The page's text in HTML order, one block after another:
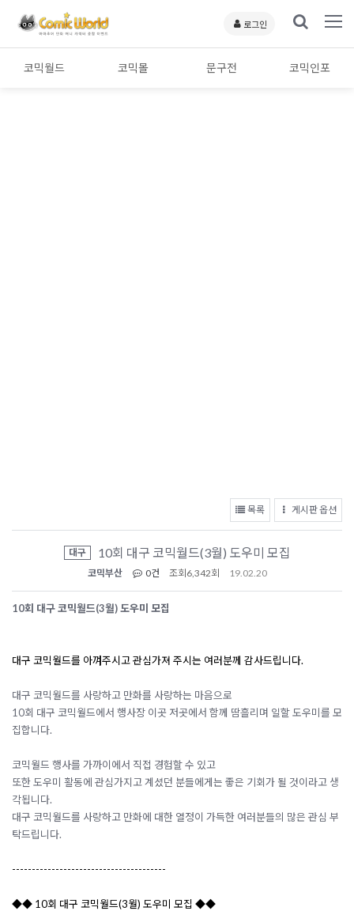
로그인
코믹월드 코믹몰 문구전 코믹인포
목록 게시판 옵션
대구 10회 대구 코믹월드(3월) 도우미 모집
코믹부산 0건 조회 6,342회 19.02.20
10회 대구 코믹월드(3월) 도우미 모집
대구 코믹월드를 아껴주시고 관심가져 주시는 여러분께 감사드립니다.
대구 코믹월드를 사랑하고 만화를 사랑하는 마음으로
10회 대구 코믹월드에서 행사장 이곳 저곳에서 함께 땀흘리며 일할 도우미를 모
집합니다.
코믹월드 행사를 가까이에서 직접 경험할 수 있고
또한 도우미 활동에 관심가지고 계셨던 분들에게는 좋은 기회가 될 것이라고 생
각됩니다.
대구 코믹월드를 사랑하고 만화에 대한 열정이 가득한 여러분들의 많은 관심 부
탁드립니다.
---------------------------------------
◆◆ 10회 대구 코믹월드(3월) 도우미 모집 ◆◆